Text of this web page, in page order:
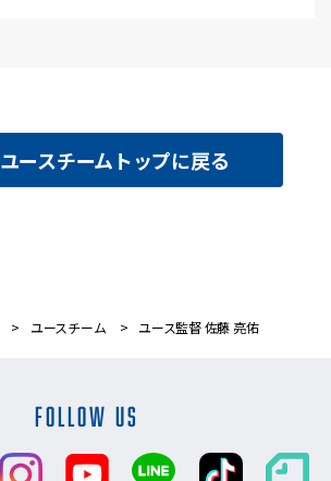
ユースチームトップに戻る
ユースチーム ユース監督 佐藤 亮佑
FOLLOW US